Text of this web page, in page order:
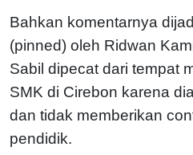
Bahkan komentarnya
(pinned) oleh Ridwan
Sabil dipecat dari tempat
SMK di Cirebon karena
dan tidak memberikan
pendidik.